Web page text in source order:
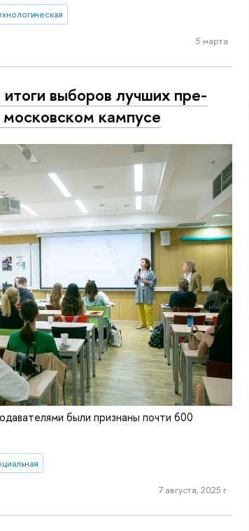
5 марта
выборов лучших пре­
кампусе
были признаны почти 600
7 августа, 2025 г.